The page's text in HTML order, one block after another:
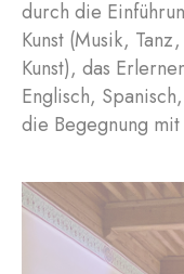
durch die
Kunst (Musik,
Kunst), das
Englisch,
die Begegnung